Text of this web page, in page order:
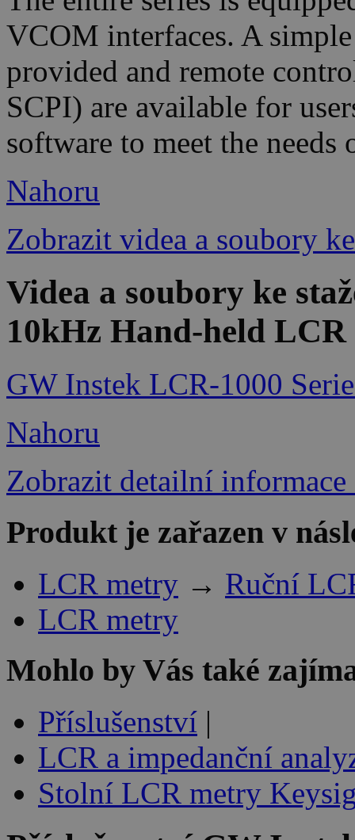
VCOM interfaces. A
provided and remote
SCPI) are available for
software to meet the
Nahoru
Zobrazit videa a soubory
Videa a soubory ke
10kHz Hand-held
GW Instek LCR-1000
Nahoru
Zobrazit detailní informace
Produkt je zařazen v
LCR metry → Ruční
LCR metry
Mohlo by Vás také
Příslušenství |
LCR a impedanční
Stolní LCR metry